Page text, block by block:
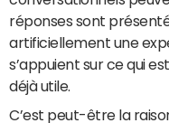
réponses sont
artificiellement une
s’appuient sur ce qui
déjà utile.
C’est peut-être la